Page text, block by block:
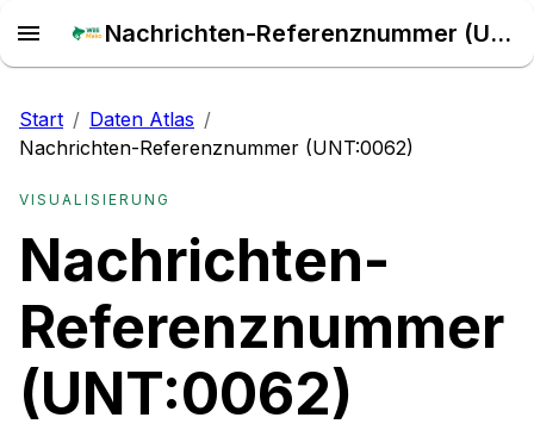
Nachrichten-Referenznummer (UNT:0062) – Daten Atlas
Start / Daten Atlas /
Nachrichten-Referenznummer (UNT:0062)
VISUALISIERUNG
Nachrichten-
Referenznummer
(UNT:0062)